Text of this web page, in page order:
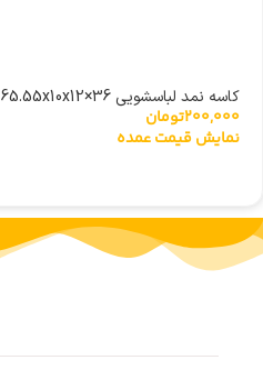
کاسه نمد لباسشویی 36×65.55x10x12
200,000تومان
نمایش قیمت عمده